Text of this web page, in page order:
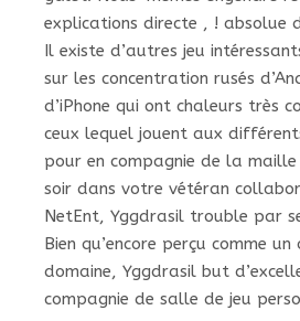
explications directe , ! absolue
Il existe d’autres jeu
sur les concentration rusés
d’iPhone qui ont chaleurs très
ceux lequel jouent aux
pour en compagnie de la
soir dans votre vétéran
NetEnt, Yggdrasil trouble par
Bien qu’encore perçu comme
domaine, Yggdrasil but
compagnie de salle de jeu